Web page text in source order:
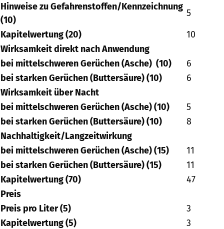
Hinweise zu Gefahrenstoffen/Kennzeichnung
(10)
5
Kapitelwertung (20)
10
Wirksamkeit direkt nach Anwendung
bei mittelschweren Gerüchen (Asche) (10)
6
bei starken Gerüchen (Buttersäure) (10)
6
Wirksamkeit über Nacht
bei mittelschweren Gerüchen (Asche) (10)
5
bei starken Gerüchen (Buttersäure) (10)
8
Nachhaltigkeit/Langzeitwirkung
bei mittelschweren Gerüchen (Asche) (15)
11
bei starken Gerüchen (Buttersäure) (15)
11
Kapitelwertung (70)
47
Preis
Preis pro Liter (5)
3
Kapitelwertung (5)
3